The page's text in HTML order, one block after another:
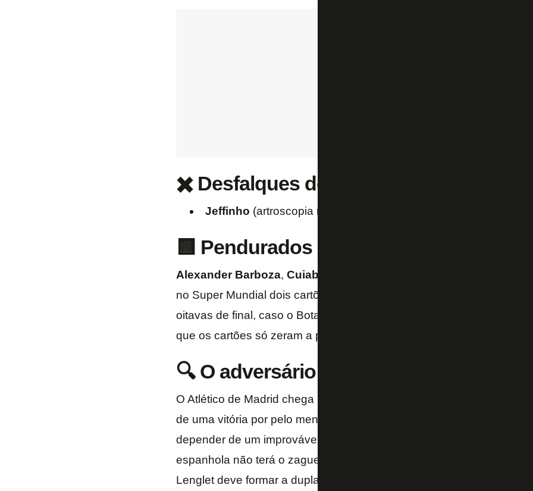
✖️ Desfalques do Botafogo
Jeffinho (artroscopia no joelho)
🟨 Pendurados
Alexander Barboza, Cuiabano
no Super Mundial dois cartões suspendem. Assim, correm risco de
oitavas de final, caso o Botafogo, claro, confirme a classificação. É
que os cartões só zeram a partir das quartas de final.
🔍 O adversário
O Atlético de Madrid chega pressionadíssimo para enfrentar o
de uma vitória por pelo menos três gols de diferença para se
depender de um improvável tropeço do PSG contra o Seattle
espanhola não terá o zagueiro José María Giménez, com um
Lenglet deve formar a dupla de zaga com Le Normand.